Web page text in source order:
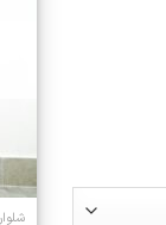
شلوار